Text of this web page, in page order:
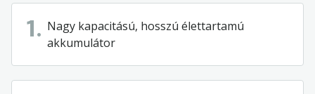
1. Nagy kapacitású, hosszú élettartamú
akkumulátor